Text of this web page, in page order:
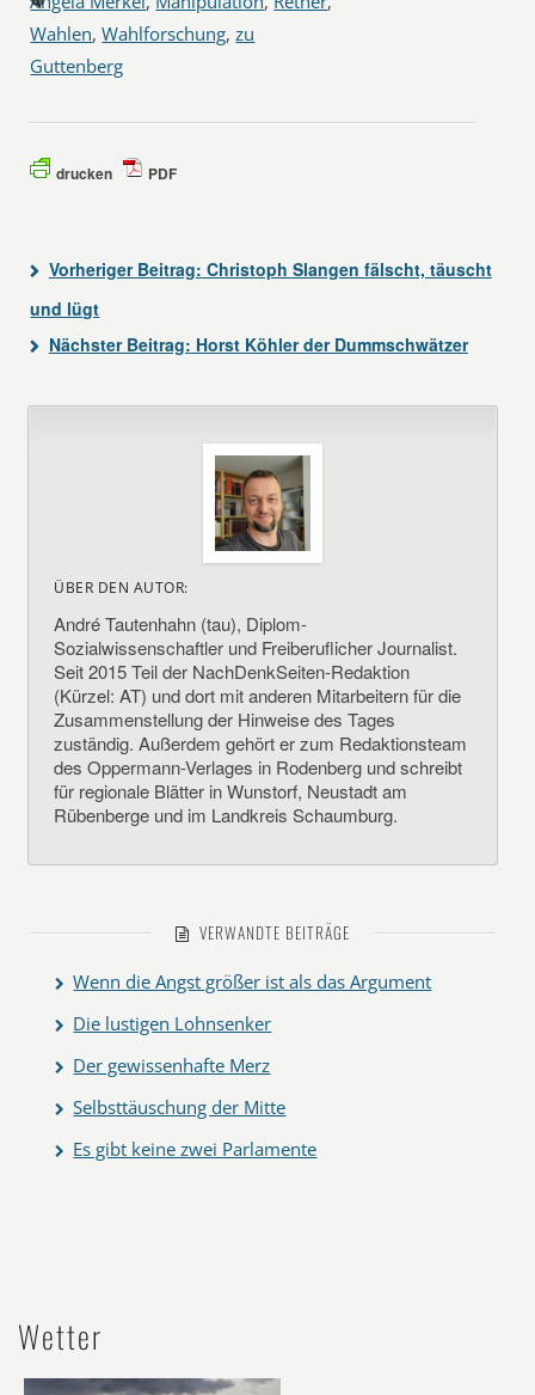
Wahlen,Wahlforschung,zu
Guttenberg
drucken PDF
Vorheriger Beitrag: Christoph Slangen fälscht, täuscht
und lügt
Nächster Beitrag: Horst Köhler der Dummschwätzer
ÜBER DEN AUTOR:
André Tautenhahn (tau), Diplom-
Sozialwissenschaftler und Freiberuflicher Journalist.
Seit 2015 Teil der NachDenkSeiten-Redaktion
(Kürzel: AT) und dort mit anderen Mitarbeitern für die
Zusammenstellung der Hinweise des Tages
zuständig. Außerdem gehört er zum Redaktionsteam
des Oppermann-Verlages in Rodenberg und schreibt
für regionale Blätter in Wunstorf, Neustadt am
Rübenberge und im Landkreis Schaumburg.
VERWANDTE BEITRÄGE
Wenn die Angst größer ist als das Argument
Die lustigen Lohnsenker
Der gewissenhafte Merz
Selbsttäuschung der Mitte
Es gibt keine zwei Parlamente
Wetter